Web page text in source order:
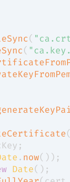
(
(
;
. now( ) ) ;
Date( ) ;